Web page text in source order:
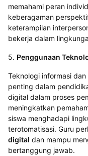
memahami peran
keberagaman
keterampilan
bekerja dalam
5. Penggunaan
Teknologi informasi
penting dalam
digital dalam proses
meningkatkan
siswa menghadapi
terotomatisasi. Guru
digital dan mampu
bertanggung jawab.